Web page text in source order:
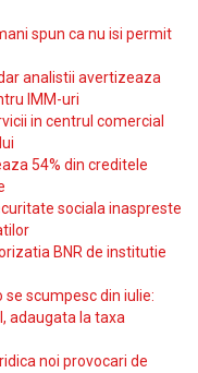
spun ca nu isi permit
analistii avertizeaza
IMM-uri
in centrul comercial
54% din creditele
sociala inaspreste
BNR de institutie
se scumpesc din iulie:
adaugata la taxa
noi provocari de